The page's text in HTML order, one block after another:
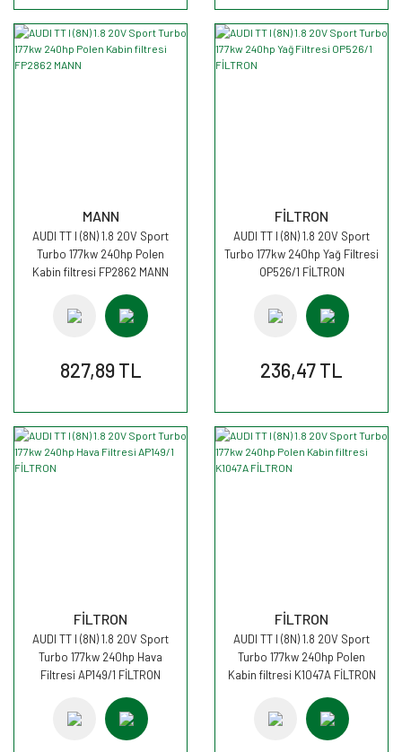
MANN
AUDI TT I (8N) 1.8 20V Sport
Turbo 177kw 240hp Polen
Kabin filtresi FP2862 MANN
827,89 TL
FİLTRON
AUDI TT I (8N) 1.8 20V Sport
Turbo 177kw 240hp Yağ Filtresi
OP526/1 FİLTRON
236,47 TL
FİLTRON
AUDI TT I (8N) 1.8 20V Sport
Turbo 177kw 240hp Hava
Filtresi AP149/1 FİLTRON
FİLTRON
AUDI TT I (8N) 1.8 20V Sport
Turbo 177kw 240hp Polen
Kabin filtresi K1047A FİLTRON